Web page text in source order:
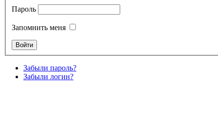
Пароль
Запомнить меня
Забыли пароль?
Забыли логин?